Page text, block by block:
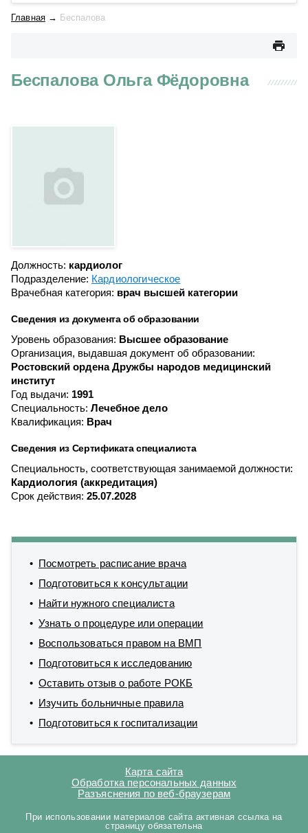
Главная → Беспалова
Беспалова Ольга Фёдоровна
Должность: кардиолог
Подразделение: Кардиологическое
Врачебная категория: врач высшей категории
Сведения из документа об образовании
Уровень образования: Высшее образование
Организация, выдавшая документ об образовании:
Ростовский ордена Дружбы народов медицинский
институт
Год выдачи: 1991
Специальность: Лечебное дело
Квалификация: Врач
Сведения из Сертификата специалиста
Специальность, соответствующая занимаемой должности:
Кардиология (аккредитация)
Срок действия: 25.07.2028
Посмотреть расписание врача
Подготовиться к консультации
Найти нужного специалиста
Узнать о процедуре или операции
Воспользоваться правом на ВМП
Подготовиться к исследованию
Оставить отзыв о работе РОКБ
Изучить больничные правила
Подготовиться к госпитализации
Карта сайта
Обработка персональных данных
Разъяснения по веб-браузерам
При использовании материалов сайта активная ссылка на
страницу обязательна